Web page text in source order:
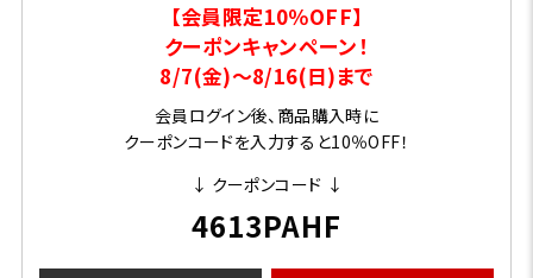
【会員限定10％OFF】
クーポンキャンペーン！
8/7(金)～8/16(日)まで
会員ログイン後、商品購入時に
クーポンコードを入力すると10％OFF！
↓ クーポンコード ↓
4613PAHF